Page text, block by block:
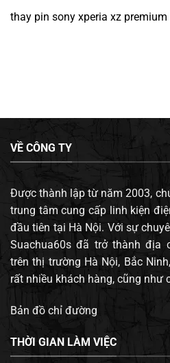
thay pin sony xperia xz premium
VỀ CÔNG TY
Được thành lập từ năm 2003,
trung tâm cung cấp linh kiện
đầu tiên tại Hà Nội. Với sự
Suachua60s đã trở thành địa
trên thị trường Hà Nội, Bắc
rất nhiều khách hàng, cũng như
Bản đồ chỉ đường
THỜI GIAN LÀM VIỆC